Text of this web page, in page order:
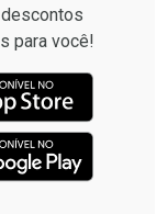
para você!